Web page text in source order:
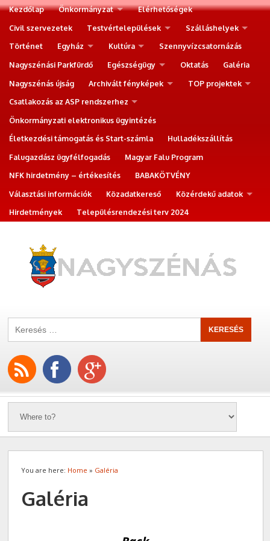
Kezdőlap Önkormányzat
Elérhetőségek
Civil szervezetek
Testvértelepülések
Szálláshelyek
Történet
Egyház Kultúra
Szennyvízcsatornázás
Nagyszénási Parkfürdő
Egészségügy Oktatás
Galéria
Nagyszénás újság
Archivált fényképek
TOP projektek
Csatlakozás az ASP rendszerhez
Önkormányzati elektronikus ügyintézés
Életkezdési támogatás és Start-számla
Hulladékszállítás
Falugazdász ügyfélfogadás
Magyar Falu Program
NFK hirdetmény – értékesítés
BABAKÖTVÉNY
Választási információk
Közadatkereső
Közérdekű adatok
Hirdetmények
Településrendezési terv 2024
You are here: Home » Galéria
Galéria